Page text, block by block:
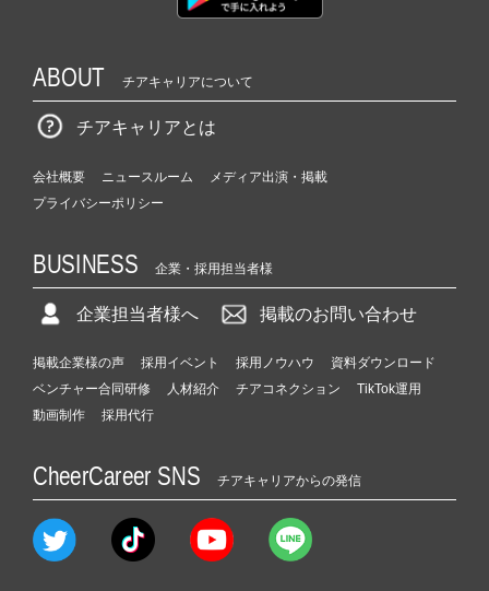
ABOUT チアキャリアについて
チアキャリアとは
会社概要 ニュースルーム
メディア出演・掲載
プライバシーポリシー
BUSINESS 企業・採用担当者様
企業担当者様へ 掲載のお問い合わせ
掲載企業様の声 採用イベント 採用ノウハウ
資料ダウンロード
ベンチャー合同研修
人材紹介 チアコネクション
TikTok運用
動画制作
採用代行
CheerCareer SNS チアキャリアからの発信